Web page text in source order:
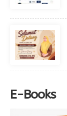
E-Books